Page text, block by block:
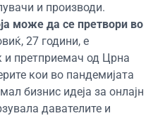
и производи.
може да се претвори во
27 години, е
и претприемач од Црна
кои во пандемијата
бизнис идеја за онлајн
давателите и